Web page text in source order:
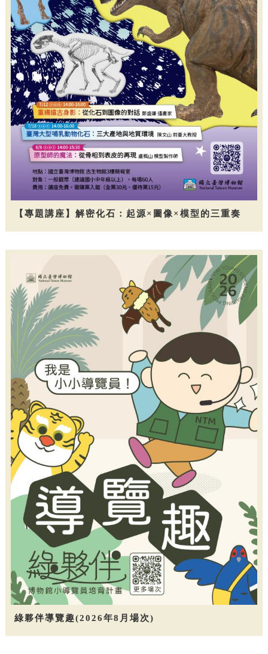
【專題講座】解密化石：起源×圖像×模型的三重奏
綠夥伴導覽趣(2026年8月場次)